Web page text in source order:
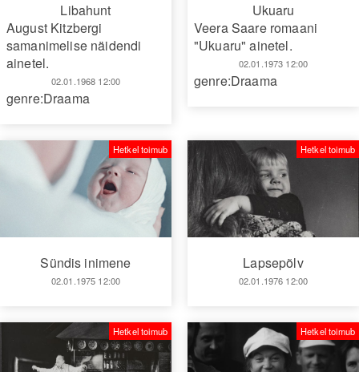
Libahunt
August Kitzbergi
samanimelise näidendi
ainetel.
02.01.1968 12:00
genre:Draama
Ukuaru
Veera Saare romaani
"Ukuaru" ainetel.
02.01.1973 12:00
genre:Draama
Sündis inimene
02.01.1975 12:00
Hetkel toimub
Lapsepõlv
02.01.1976 12:00
Hetkel toimub
Hetkel toimub Hetkel toimub